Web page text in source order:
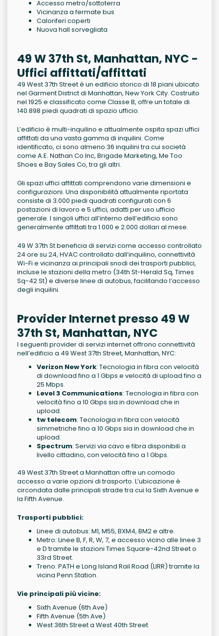
Accesso metro/sottoterra
Vicinanza a fermate bus
Caloriferi coperti
Nuova hall sorvegliata
49 W 37th St, Manhattan, NYC -
Uffici affittati/affittati
49 West 37th Street è un edificio storico di 18 piani ubicato
nel Garment District di Manhattan, New York City. Costruito
nel 1925 e classificato come Classe B, offre un totale di
140.898 piedi quadrati di spazio ufficio.
L’edificio è multi-inquilino e attualmente ospita spazi uffici
affittati da una vasta gamma di inquilini. Come
identificato, ci sono almeno 36 inquilini tra cui società
come A.E. Nathan Co Inc, Brigade Marketing, Me Too
Shoes e Bay Sales Co, tra gli altri.
Gli spazi uffici affittati comprendono varie dimensioni e
configurazioni. Una disponibilità attualmente riportata
consiste di 3.000 piedi quadrati configurati con 6
postazioni di lavoro e 5 uffici, adatti per uso ufficio
generale. I singoli uffici all’interno dell’edificio sono
generalmente affittati tra 1.000 e 2.000 dollari al mese.
49 W 37th St beneficia di servizi come accesso controllato
24 ore su 24, HVAC controllato dall’inquilino, connettività
Wi-Fi e vicinanza ai principali snodi dei trasporti pubblici,
incluse le stazioni della metro (34th St-Herald Sq, Times
Sq-42 St) e diverse linee di autobus, facilitando l’accesso
degli inquilini.
Provider Internet presso 49 W
37th St, Manhattan, NYC
I seguenti provider di servizi internet offrono connettività
nell’edificio a 49 West 37th Street, Manhattan, NYC:
Verizon New York: Tecnologia in fibra con velocità
di download fino a 1 Gbps e velocità di upload fino a
25 Mbps.
Level 3 Communications: Tecnologia in fibra con
velocità fino a 10 Gbps sia in download che in
upload.
tw telecom: Tecnologia in fibra con velocità
simmetriche fino a 10 Gbps sia in download che in
upload.
Spectrum: Servizi via cavo e fibra disponibili a
livello cittadino, con velocità fino a 1 Gbps.
49 West 37th Street a Manhattan offre un comodo
accesso a varie opzioni di trasporto. L’ubicazione è
circondata dalle principali strade tra cui la Sixth Avenue e
la Fifth Avenue.
Trasporti pubblici:
Linee di autobus: M1, M55, BXM4, BM2 e altre.
Metro: Linee B, F, R, W, 7, e accesso vicino alle linee 3
e D tramite le stazioni Times Square-42nd Street o
33rd Street.
Treno: PATH e Long Island Rail Road (LIRR) tramite la
vicina Penn Station.
Vie principali più vicine:
Sixth Avenue (6th Ave)
Fifth Avenue (5th Ave)
West 36th Street a West 40th Street